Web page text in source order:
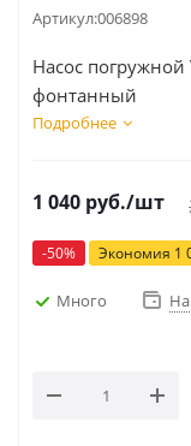
Артикул:006898
Насос
фонтанный
Подробнее
1 040 руб./шт
-50% Экономия 1
Много